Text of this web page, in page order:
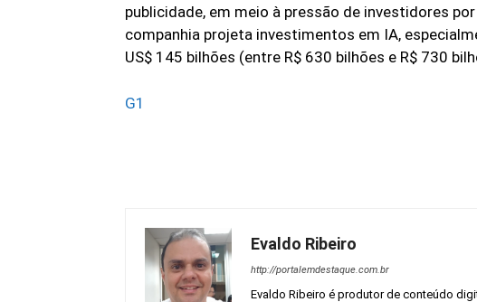
publicidade, em meio à pressão de investidores
companhia projeta investimentos em IA,
US$ 145 bilhões (entre R$ 630 bilhões e R$ 730
G1
Evaldo Ribeiro
http://portalemdestaque.com.br
Evaldo Ribeiro é produtor de conteúdo